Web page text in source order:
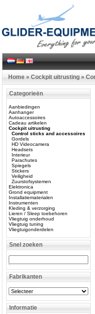
Home » Cockpit uitrusting »
Categorieën
Aanbiedingen
Aanhanger
Autoaccessoires
Cadeau artikelen
Cockpit uitrusting
Control sticks and accessoires
Gordels
HD Videocamera
Headsets
Interieur
Parachutes
Spiegels
Stickers
Veiligheid
Zuurstofsystemen
Elektronica
Grond equipment
Installatiematerialen
Instrumenten
Kleding & verzorging
Lieren / Sleep toebehoren
Vliegtuig onderhoud
Vliegtuig tuning
Vliegtuigonderdelen
Snel zoeken
Fabrikanten
Informatie